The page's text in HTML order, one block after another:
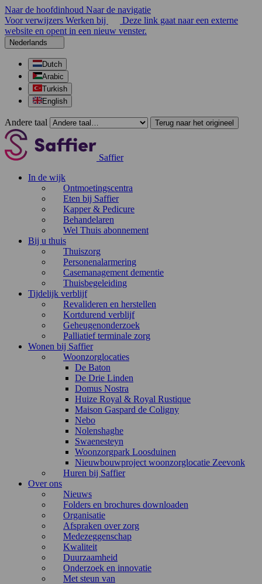
Naar de hoofdinhoud Naar de navigatie
Voor verwijzers Werken bij
Deze link gaat naar een externe
website en opent in een nieuw venster.
Nederlands
Dutch
Arabic
Turkish
English
Andere taal Terug naar het origineel
Saffier
In de wijk
Ontmoetingscentra
Eten bij Saffier
Kapper & Pedicure
Behandelaren
Wel Thuis abonnement
Bij u thuis
Thuiszorg
Personenalarmering
Casemanagement dementie
Thuisbegeleiding
Tijdelijk verblijf
Revalideren en herstellen
Kortdurend verblijf
Geheugenonderzoek
Palliatief terminale zorg
Wonen bij Saffier
Woonzorglocaties
De Baton
De Drie Linden
Domus Nostra
Huize Royal & Royal Rustique
Maison Gaspard de Coligny
Nebo
Nolenshaghe
Swaenesteyn
Woonzorgpark Loosduinen
Nieuwbouwproject woonzorglocatie Zeevonk
Huren bij Saffier
Over ons
Nieuws
Folders en brochures downloaden
Organisatie
Afspraken over zorg
Medezeggenschap
Kwaliteit
Duurzaamheid
Onderzoek en innovatie
Met steun van